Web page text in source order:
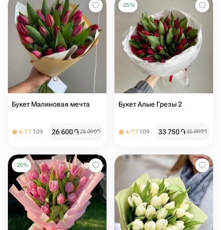
Букет Малиновая мечта
4.77 109 26 600֏28 000֏
-25%
Букет Алые Грезы 2
4.77 109 33 750֏45 000֏
-20%